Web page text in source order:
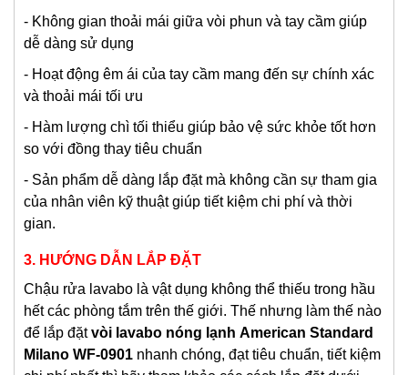
- Không gian thoải mái giữa vòi phun và tay cầm giúp
dễ dàng sử dụng
- Hoạt động êm ái của tay cầm mang đến sự chính xác
và thoải mái tối ưu
- Hàm lượng chì tối thiểu giúp bảo vệ sức khỏe tốt hơn
so với đồng thay tiêu chuẩn
- Sản phẩm dễ dàng lắp đặt mà không cần sự tham gia
của nhân viên kỹ thuật giúp tiết kiệm chi phí và thời
gian.
3. HƯỚNG DẪN LẮP ĐẶT
Chậu rửa lavabo là vật dụng không thể thiếu trong hầu
hết các phòng tắm trên thế giới. Thế nhưng làm thế nào
để lắp đặtvòi lavabo nóng lạnh American Standard
Milano WF-0901 nhanh chóng, đạt tiêu chuẩn, tiết kiệm